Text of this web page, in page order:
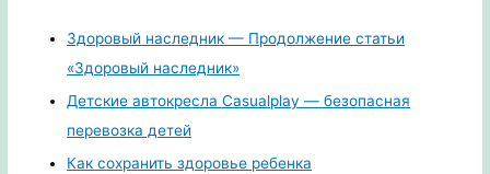
Здоровый наследник — Продолжение статьи
«Здоровый наследник»
Детские автокресла Casualplay — безопасная
перевозка детей
Как сохранить здоровье ребенка